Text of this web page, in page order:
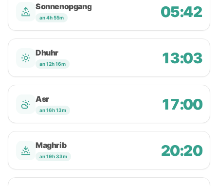
Sonnenopgang
an 4h 55m 05:42
Dhuhr
an 12h 16m 13:03
Asr
an 16h 13m 17:00
Maghrib
an 19h 33m 20:20